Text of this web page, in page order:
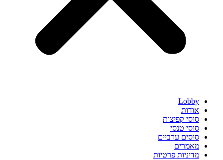
Lobby
אודות
סוסי קפיצות
סוסי טנסי
סוסים ערביים
מאמרים
מדיניות פרטיות